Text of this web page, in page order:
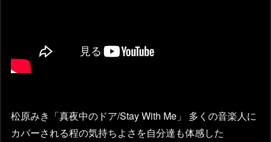
松原みき「真夜中のドア/Stay With Me」 多くの音楽人に
カバーされる程の気持ちよさを自分達も体感した